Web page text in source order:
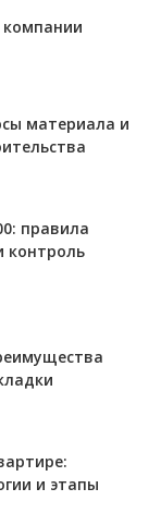
материала и
правила
контроль
и этапы